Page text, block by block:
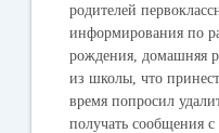
родителей
информирования по
рождения, домашняя
из школы, что
время попросил
получать сообщения с